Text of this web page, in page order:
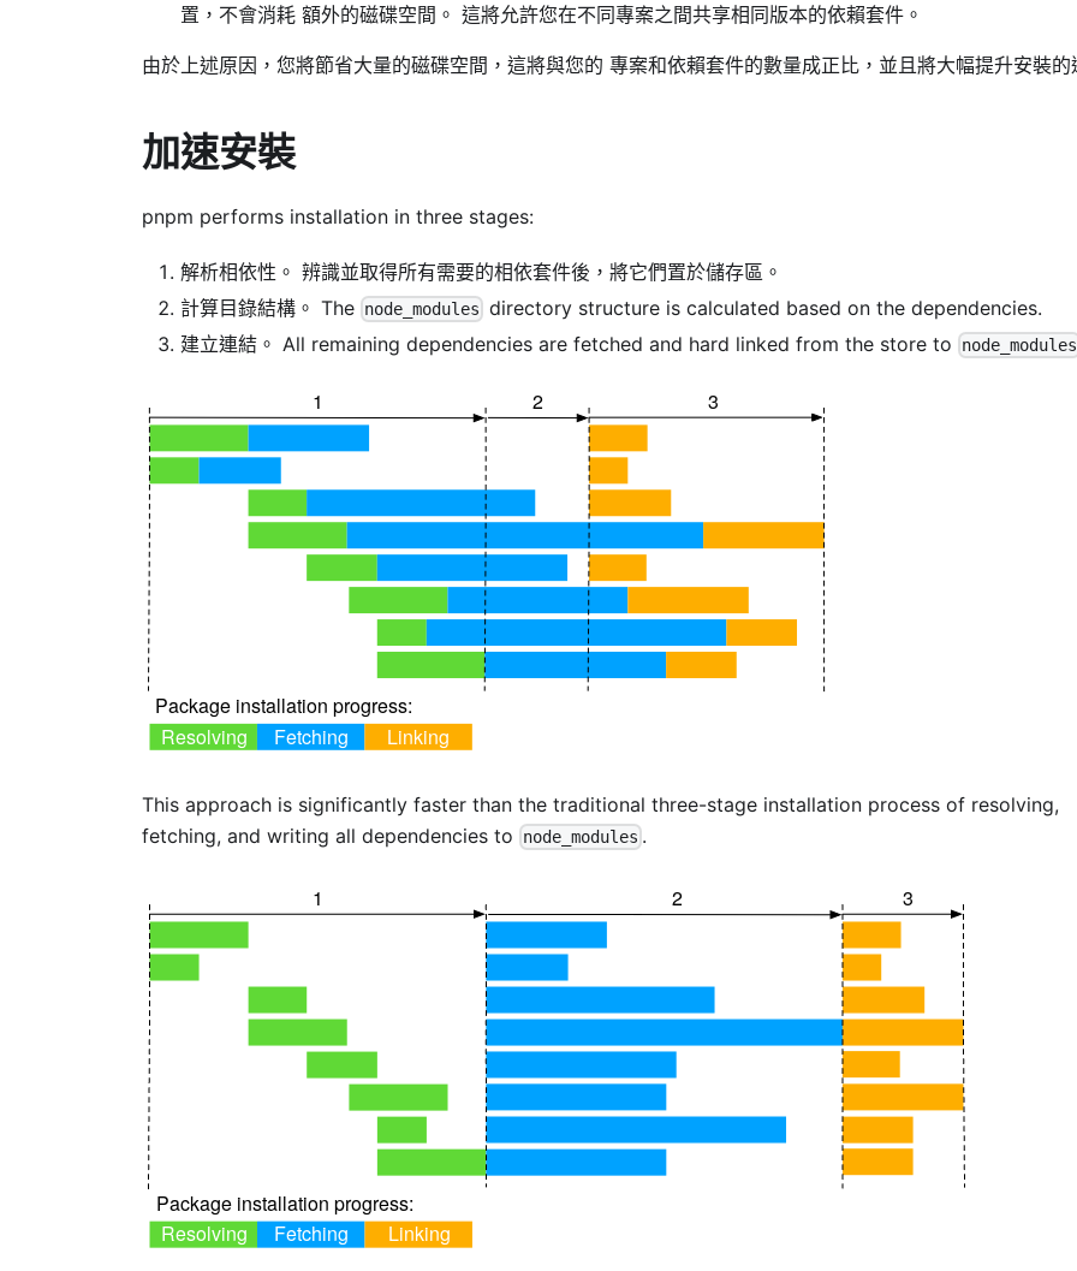
置，不會消耗 額外的磁碟空間。 這將允許您在不同專案之間共享相同版本的依賴套件。
由於上述原因，您將節省大量的磁碟空間，這將與您的 專案和依賴套件的數量成正比，並且將大幅提升安裝的
加速安裝
pnpm performs installation in three stages:
解析相依性。 辨識並取得所有需要的相依套件後，將它們置於儲存區。
計算目錄結構。 The node_modules directory structure is calculated based on the dependencies.
建立連結。 All remaining dependencies are fetched and hard linked from the store to
node_modules
This approach is significantly faster than the traditional three-stage installation process of resolving,
fetching, and writing all dependencies to
node_modules .